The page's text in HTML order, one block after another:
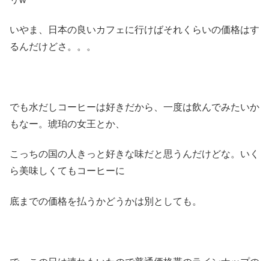
いやま、日本の良いカフェに行けばそれくらいの価格はす
るんだけどさ。。。
でも水だしコーヒーは好きだから、一度は飲んでみたいか
もなー。琥珀の女王とか、
こっちの国の人きっと好きな味だと思うんだけどな。いく
ら美味しくてもコーヒーに
底までの価格を払うかどうかは別としても。